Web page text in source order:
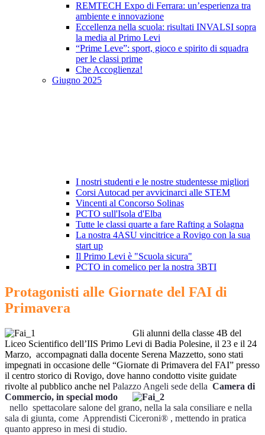
REMTECH Expo di Ferrara: un’esperienza tra
ambiente e innovazione
Eccellenza nella scuola: risultati INVALSI sopra
la media al Primo Levi
“Prime Leve”: sport, gioco e spirito di squadra
per le classi prime
Che Accoglienza!
Giugno 2025
I nostri studenti e le nostre studentesse migliori
Corsi Autocad per avvicinarci alle STEM
Vincenti al Concorso Solinas
PCTO sull'Isola d'Elba
Tutte le classi quarte a fare Rafting a Solagna
La nostra 4ASU vincitrice a Rovigo con la sua
start up
Il Primo Levi è "Scuola sicura"
PCTO in comelico per la nostra 3BTI
Protagonisti alle Giornate del FAI di
Primavera
Gli alunni della classe 4B del
Liceo Scientifico dell’IIS Primo Levi di Badia Polesine, il 23 e il 24
Marzo, accompagnati dalla docente Serena Mazzetto, sono stati
impegnati in occasione delle “Giornate di Primavera del FAI” presso
il centro storico di Rovigo, dove hanno condotto visite guidate
rivolte al pubblico anche nel Palazzo Angeli sede della Camera di
Commercio, in special modo
nello spettacolare salone del grano, nella la sala consiliare e nella
sala di giunta, come Apprendisti Ciceroni® , mettendo in pratica
quanto appreso in mesi di studio.